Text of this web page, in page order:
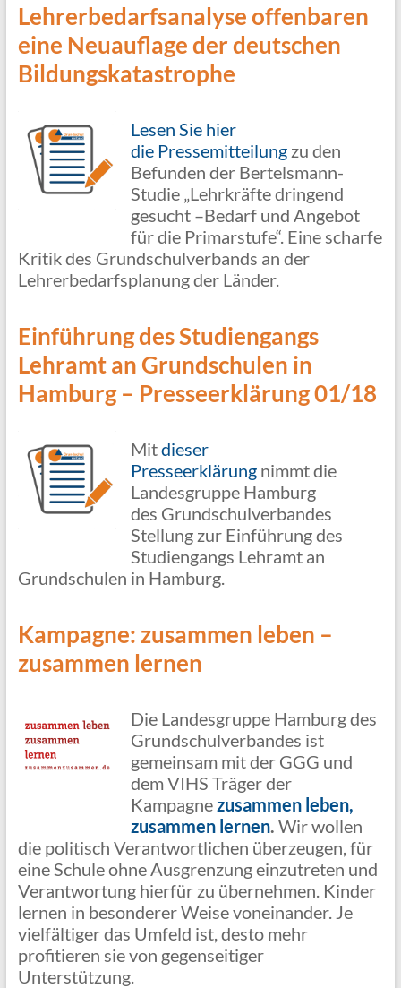
Lehrerbedarfsanalyse offenbaren
eine Neuauflage der deutschen
Bildungskatastrophe
Lesen Sie hier
die Pressemitteilungzu den
Befunden der Bertelsmann-
Studie „Lehrkräfte dringend
gesucht –Bedarf und Angebot
für die Primarstufe“. Eine scharfe
Kritik des Grundschulverbands an der
Lehrerbedarfsplanung der Länder.
Einführung des Studiengangs
Lehramt an Grundschulen in
Hamburg – Presseerklärung 01/18
Mitdieser
Presseerklärungnimmt die
Landesgruppe Hamburg
des Grundschulverbandes
Stellung zur Einführung des
Studiengangs Lehramt an
Grundschulen in Hamburg.
Kampagne: zusammen leben –
zusammen lernen
Die Landesgruppe Hamburg des
Grundschulverbandes ist
gemeinsam mit der GGG und
dem VIHS Träger der
Kampagnezusammen leben,
zusammen lernen. Wir wollen
die politisch Verantwortlichen überzeugen, für
eine Schule ohne Ausgrenzung einzutreten und
Verantwortung hierfür zu übernehmen. Kinder
lernen in besonderer Weise voneinander. Je
vielfältiger das Umfeld ist, desto mehr
profitieren sie von gegenseitiger
Unterstützung.